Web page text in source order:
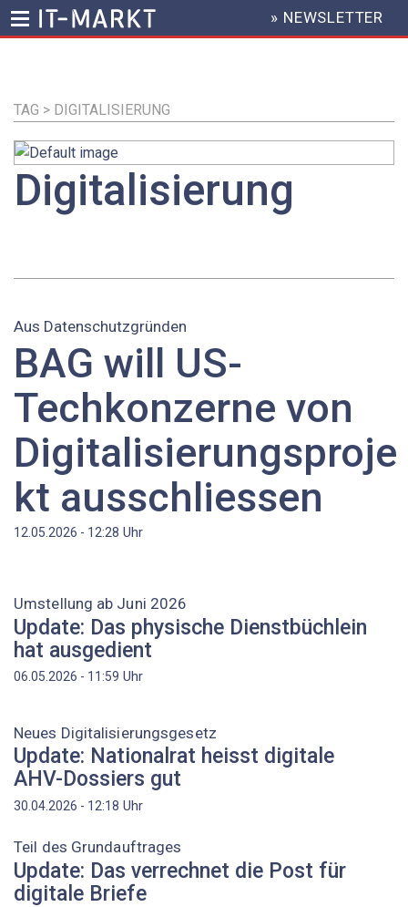
Inhalt
HEADER
MENU
» NEWSLETTER
TAG > DIGITALISIERUNG
Digitalisierung
Aus Datenschutzgründen
BAG will US-
Techkonzerne von
Digitalisierungsproje
kt ausschliessen
12.05.2026 - 12:28 Uhr
Umstellung ab Juni 2026
Update: Das physische Dienstbüchlein
hat ausgedient
06.05.2026 - 11:59 Uhr
Neues Digitalisierungsgesetz
Update: Nationalrat heisst digitale
AHV-Dossiers gut
30.04.2026 - 12:18 Uhr
Teil des Grundauftrages
Update: Das verrechnet die Post für
digitale Briefe